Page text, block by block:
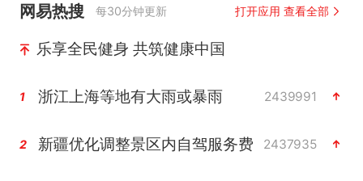
网易热搜 每30分钟更新 打开应用 查看全部
乐享全民健身 共筑健康中国
1 浙江上海等地有大雨或暴雨 2439991
2 新疆优化调整景区内自驾服务费 2437935